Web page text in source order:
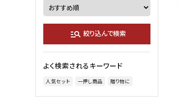
manage_search 絞り込んで検索
よく検索されるキーワード
人気セット 一押し商品 贈り物に